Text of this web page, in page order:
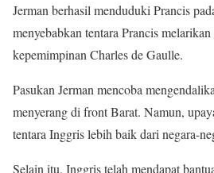
Jerman berhasil menduduki Prancis
menyebabkan tentara Prancis
kepemimpinan Charles de Gaulle.
Pasukan Jerman mencoba
menyerang di front Barat. Namun,
tentara Inggris lebih baik dari negara-
Selain itu, Inggris telah mendapat